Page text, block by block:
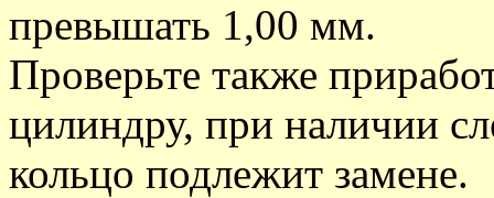
превышать 1,00 мм.
Проверьте также
цилиндру, при наличии
кольцо подлежит замене.